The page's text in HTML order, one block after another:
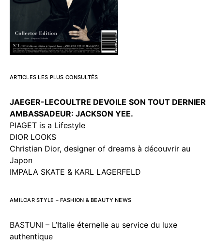
ARTICLES LES PLUS CONSULTÉS
JAEGER-LECOULTRE DEVOILE SON TOUT DERNIER
AMBASSADEUR: JACKSON YEE.
PIAGET is a Lifestyle
DIOR LOOKS
Christian Dior, designer of dreams à découvrir au
Japon
IMPALA SKATE & KARL LAGERFELD
AMILCAR STYLE – FASHION & BEAUTY NEWS
BASTUNI – L’Italie éternelle au service du luxe
authentique